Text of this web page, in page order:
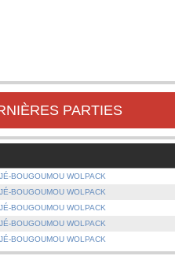
PARTIES
BOUGOUMOU WOLPACK
BOUGOUMOU WOLPACK
BOUGOUMOU WOLPACK
BOUGOUMOU WOLPACK
BOUGOUMOU WOLPACK